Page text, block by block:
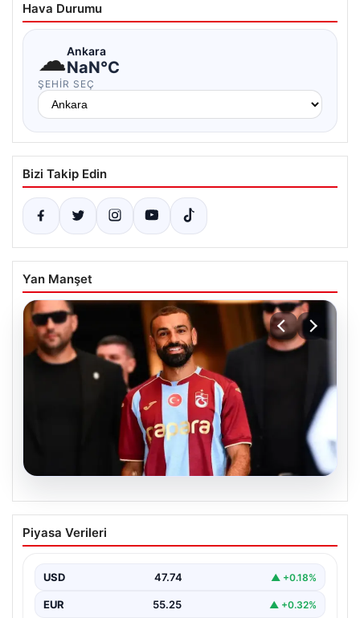
Hava Durumu
☁Ankara
NaN°C
ŞEHIR SEÇ
Bizi Takip Edin
Yan Manşet
07.08.2026
Trabzonspor’un Göztepe Maçı Kadrosu
Netleşti: Salah Sürprizi
veda edeceği jübile maçında yarın akşam kozlarını
paylaşacak.…
Piyasa Verileri
USD 47.74 ▲ +0.18%
EUR 55.25 ▲ +0.32%